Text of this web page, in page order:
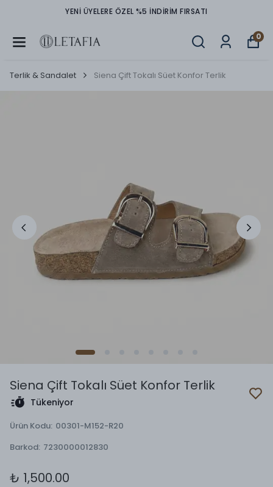
YENİ ÜYELERE ÖZEL %5 İNDİRİM FIRSATI
0
Terlik & Sandalet Siena Çift Tokalı Süet Konfor Terlik
Siena Çift Tokalı Süet Konfor Terlik
Tükeniyor
Ürün Kodu: 00301-M152-R20
Barkod: 7230000012830
₺ 1,500.00